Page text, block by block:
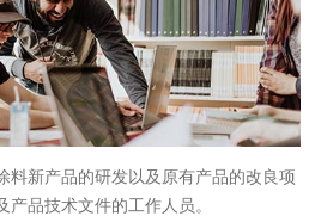
料新产品的研发以及原有产品的改良项
品技术文件的工作人员。